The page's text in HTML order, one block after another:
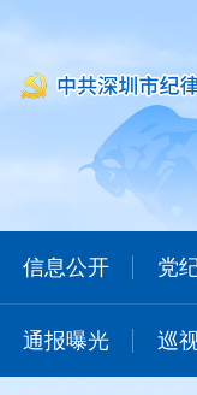
信息公开 党
通报曝光 巡